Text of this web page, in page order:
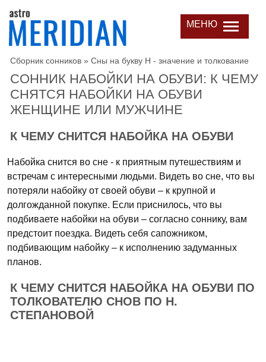
МЕНЮ
Сборник сонников » Сны на букву Н - значение и толкование
СОННИК НАБОЙКИ НА ОБУВИ: К ЧЕМУ
СНЯТСЯ НАБОЙКИ НА ОБУВИ
ЖЕНЩИНЕ ИЛИ МУЖЧИНЕ
К ЧЕМУ СНИТСЯ НАБОЙКА НА ОБУВИ
Набойка снится во сне - к приятным путешествиям и
встречам с интересными людьми. Видеть во сне, что вы
потеряли набойку от своей обуви – к крупной и
долгожданной покупке. Если приснилось, что вы
подбиваете набойки на обуви – согласно соннику, вам
предстоит поездка. Видеть себя сапожником,
подбивающим набойку – к исполнению задуманных
планов.
К ЧЕМУ СНИТСЯ НАБОЙКА НА ОБУВИ ПО
ТОЛКОВАТЕЛЮ СНОВ ПО Н.
СТЕПАНОВОЙ